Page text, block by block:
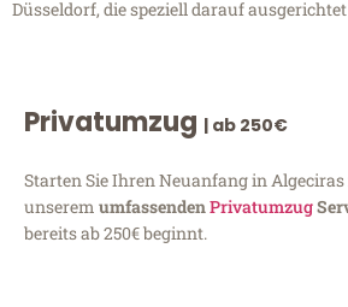
Düsseldorf, die speziell darauf
Privatumzug | ab 250€
Starten Sie Ihren Neuanfang in
unserem umfassendenPrivatumzug
bereits ab 250€ beginnt.